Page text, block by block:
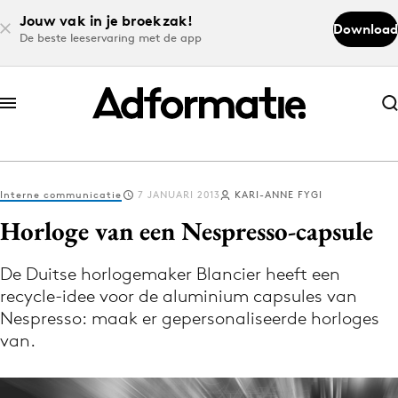
Jouw vak in je broekzak!
De beste leeservaring met de app
Download
Abonneer nu
Abonneer nu
Log in
Download de app
Volg het laatste nieuws via de Adformatie
Nieuws app
Interne communicatie 7 JANUARI 2013 KARI-ANNE FYGI
Horloge van een Nespresso-capsule
De Duitse horlogemaker Blancier heeft een
recycle-idee voor de aluminium capsules van
Nespresso: maak er gepersonaliseerde horloges
van.